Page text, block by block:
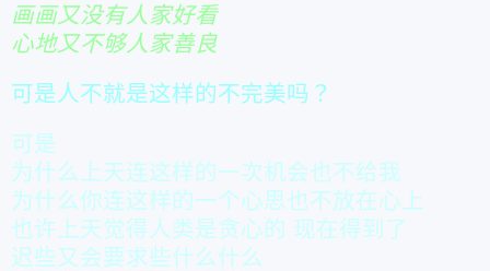
画画又没有人家好看
心地又不够人家善良
可是人不就是这样的不完美吗？
可是
为什么上天连这样的一次机会也不给我
为什么你连这样的一个心思也不放在心上
也许上天觉得人类是贪心的 现在得到了
迟些又会要求些什么什么